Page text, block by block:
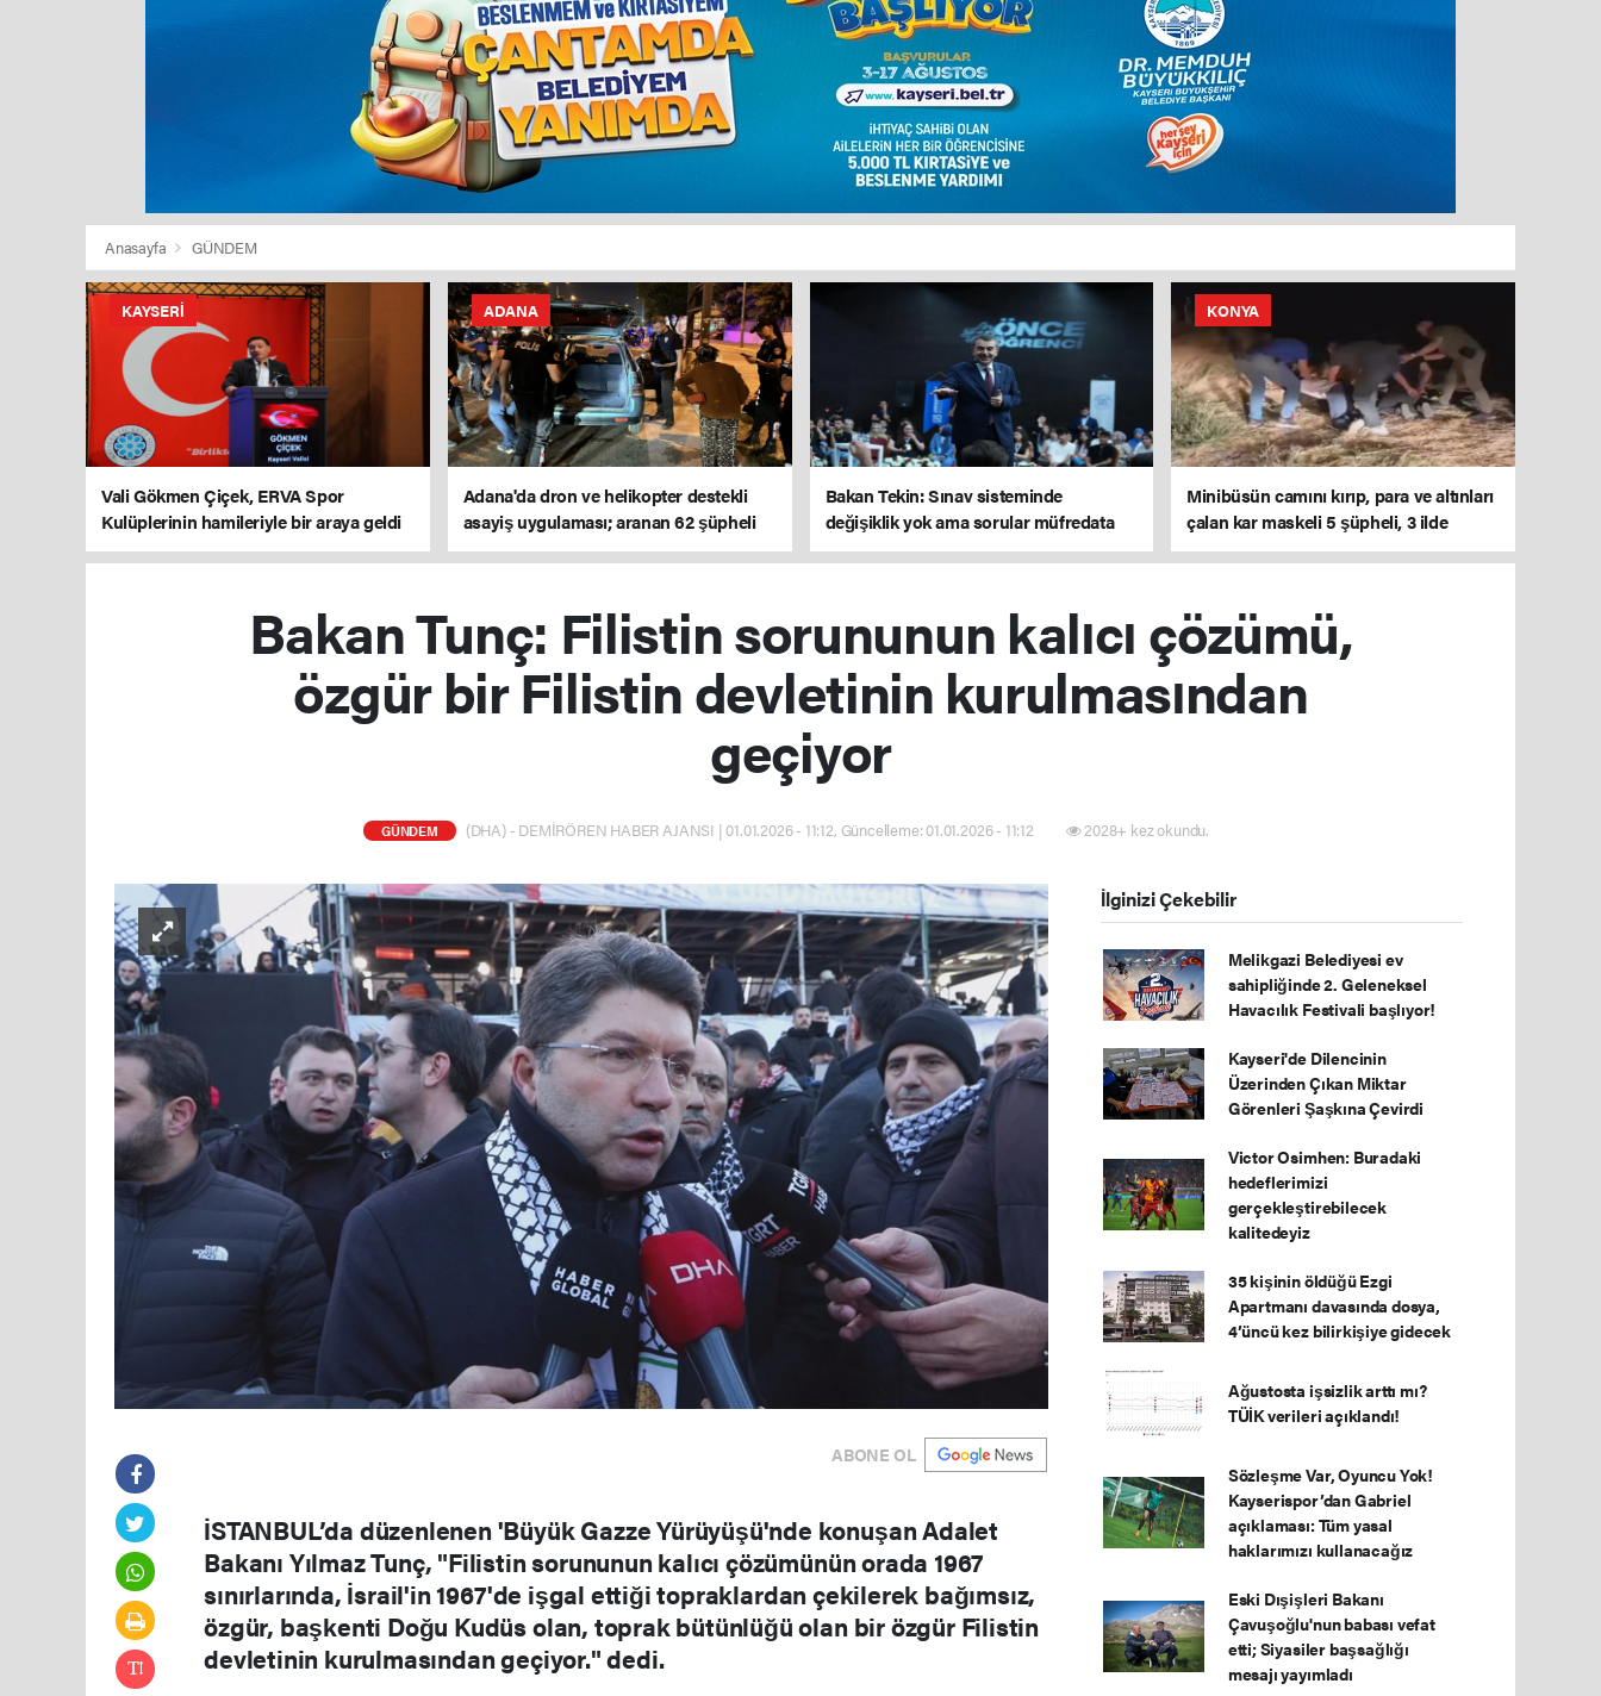
Anasayfa GÜNDEM
KAYSERI
Vali Gökmen Çiçek, ERVA Spor
Kulüplerinin hamileriyle bir araya geldi
ADANA
Adana'da dron ve helikopter destekli
asayiş uygulaması; aranan 62 şüpheli
yakalandı
Bakan Tekin: Sınav sisteminde
değişiklik yok ama sorular müfredata
uygun hale gelecek
KONYA
Minibüsün camını kırıp, para ve altınları
çalan kar maskeli 5 şüpheli, 3 ilde
düzenlenen operasyonlarla yakalandı
Bakan Tunç: Filistin sorununun kalıcı çözümü,
özgür bir Filistin devletinin kurulmasından
geçiyor
GÜNDEM (DHA) - DEMİRÖREN HABER AJANSI | 01.01.2026 - 11:12, Güncelleme: 01.01.2026 - 11:12 2028+ kez okundu.
ABONE OL
İSTANBUL’da düzenlenen 'Büyük Gazze Yürüyüşü'nde konuşan Adalet
Bakanı Yılmaz Tunç, "Filistin sorununun kalıcı çözümünün orada 1967
sınırlarında, İsrail'in 1967'de işgal ettiği topraklardan çekilerek bağımsız,
özgür, başkenti Doğu Kudüs olan, toprak bütünlüğü olan bir özgür Filistin
devletinin kurulmasından geçiyor." dedi.
İlginizi Çekebilir
Melikgazi Belediyesi ev
sahipliğinde 2. Geleneksel
Havacılık Festivali başlıyor!
Kayseri'de Dilencinin
Üzerinden Çıkan Miktar
Görenleri Şaşkına Çevirdi
Victor Osimhen: Buradaki
hedeflerimizi
gerçekleştirebilecek
kalitedeyiz
35 kişinin öldüğü Ezgi
Apartmanı davasında dosya,
4’üncü kez bilirkişiye gidecek
Ağustosta işsizlik arttı mı?
TÜİK verileri açıklandı!
Sözleşme Var, Oyuncu Yok!
Kayserispor’dan Gabriel
açıklaması: Tüm yasal
haklarımızı kullanacağız
Eski Dışişleri Bakanı
Çavuşoğlu'nun babası vefat
etti; Siyasiler başsağlığı
mesajı yayımladı